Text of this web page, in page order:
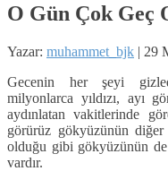
O Gün Çok Geç
Yazar: muhammet_bjk | 29
Gecenin her şeyi
milyonlarca yıldızı, ayı
aydınlatan vakitlerinde
görürüz gökyüzünün
olduğu gibi gökyüzünün de
vardır.